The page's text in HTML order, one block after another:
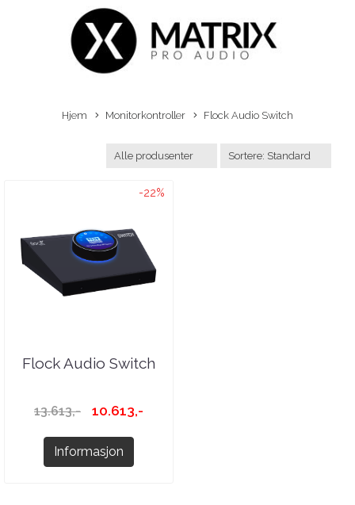
Hjem Monitorkontroller Flock Audio Switch
-22%
Flock Audio Switch
13.613,- 10.613,-
Informasjon